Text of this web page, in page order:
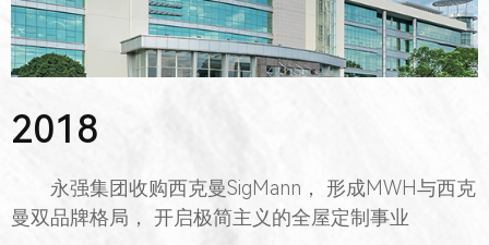
2018
永强集团收购西克曼SigMann， 形成MWH与西克
曼双品牌格局， 开启极简主义的全屋定制事业